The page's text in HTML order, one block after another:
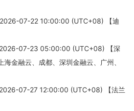
07-22 10:00:00 (UTC+08) 【迪
07-23 05:00:00 (UTC+08) 【深
金融云、成都、深圳金融云、广州、
07-27 12:00:00 (UTC+08) 【法兰